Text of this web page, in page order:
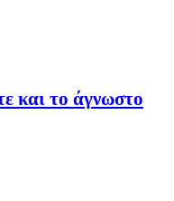
και το άγνωστο